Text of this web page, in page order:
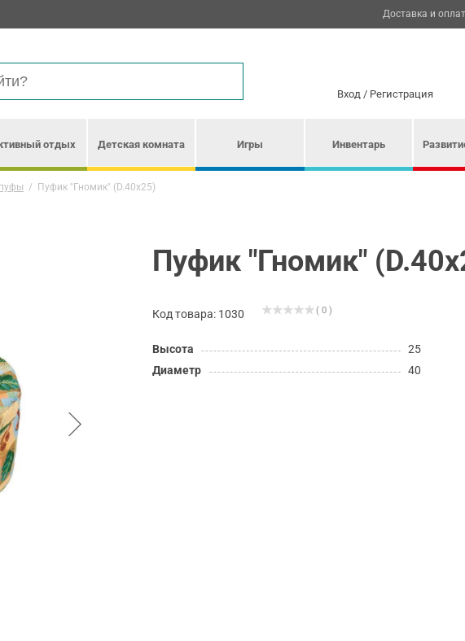
Доставка и
Вход/ Регистрация
отдых Детская комната Игры Инвентарь
/ Пуфик "Гномик" (D.40х25)
Пуфик "Гномик"
Код товара: 1030 ( 0 )
Высота
25
Диаметр
40